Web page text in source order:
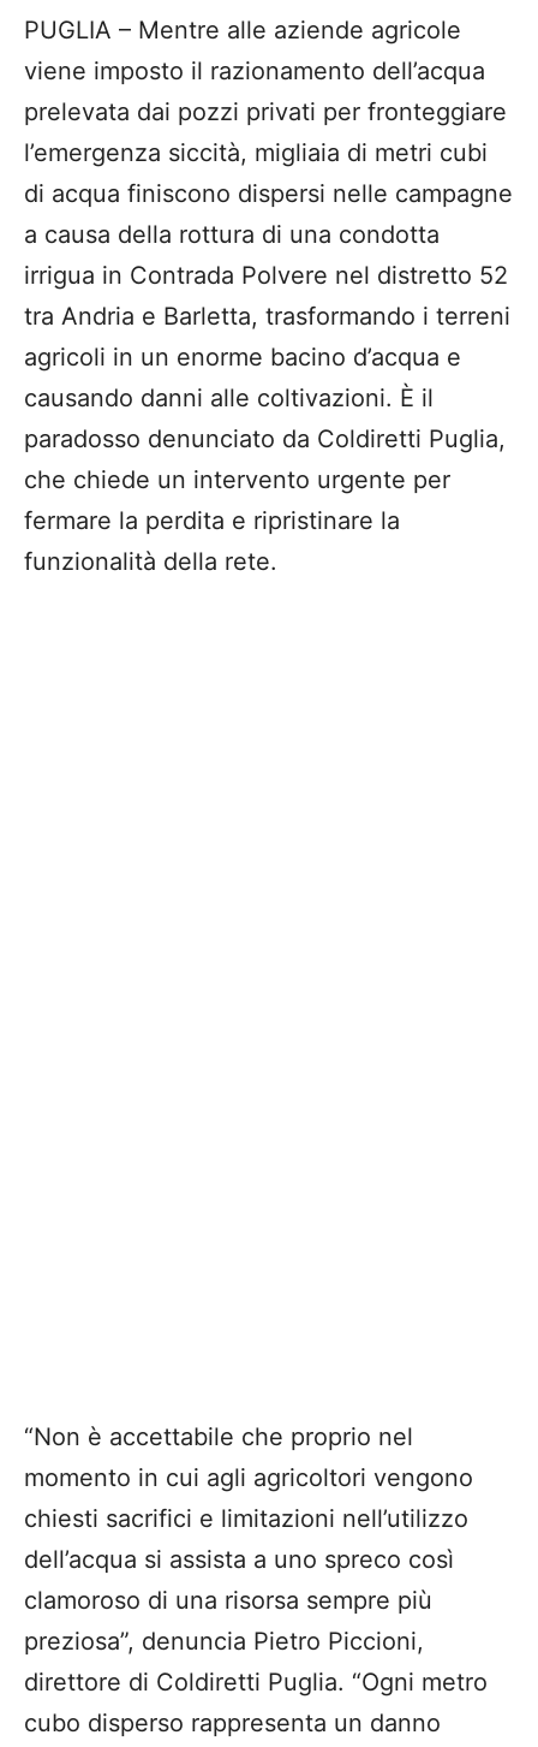
PUGLIA – Mentre alle aziende agricole
viene imposto il razionamento dell’acqua
prelevata dai pozzi privati per fronteggiare
l’emergenza siccità, migliaia di metri cubi
di acqua finiscono dispersi nelle campagne
a causa della rottura di una condotta
irrigua in Contrada Polvere nel distretto 52
tra Andria e Barletta, trasformando i terreni
agricoli in un enorme bacino d’acqua e
causando danni alle coltivazioni. È il
paradosso denunciato da Coldiretti Puglia,
che chiede un intervento urgente per
fermare la perdita e ripristinare la
funzionalità della rete.
“Non è accettabile che proprio nel
momento in cui agli agricoltori vengono
chiesti sacrifici e limitazioni nell’utilizzo
dell’acqua si assista a uno spreco così
clamoroso di una risorsa sempre più
preziosa”, denuncia Pietro Piccioni,
direttore di Coldiretti Puglia. “Ogni metro
cubo disperso rappresenta un danno